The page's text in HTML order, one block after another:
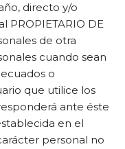
directo y/o
PROPIETARIO DE
de otra
cuando sean
o
que utilice los
ante éste
en el
personal no